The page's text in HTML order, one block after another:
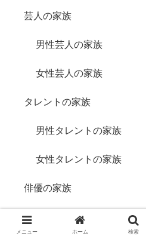
芸人の家族
男性芸人の家族
女性芸人の家族
タレントの家族
男性タレントの家族
女性タレントの家族
俳優の家族
男優の家族
メニュー ホーム 検索